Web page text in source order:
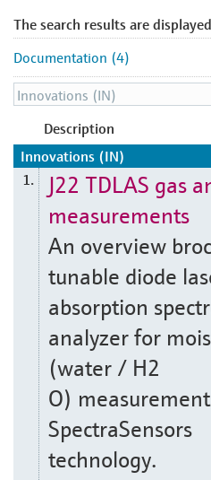
The search results are
Documentation (4)
Description
Innovations (IN)
1.
J22 TDLAS gas
measurements
An overview
tunable diode
absorption
analyzer for
(water / H2
O)
SpectraSensors
technology.